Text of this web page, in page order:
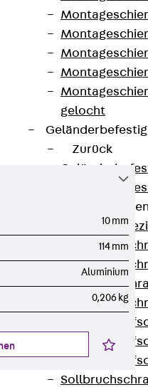
gelocht
Zurück
Zurück10 mm
114 mm
Aluminium
0,206 kg